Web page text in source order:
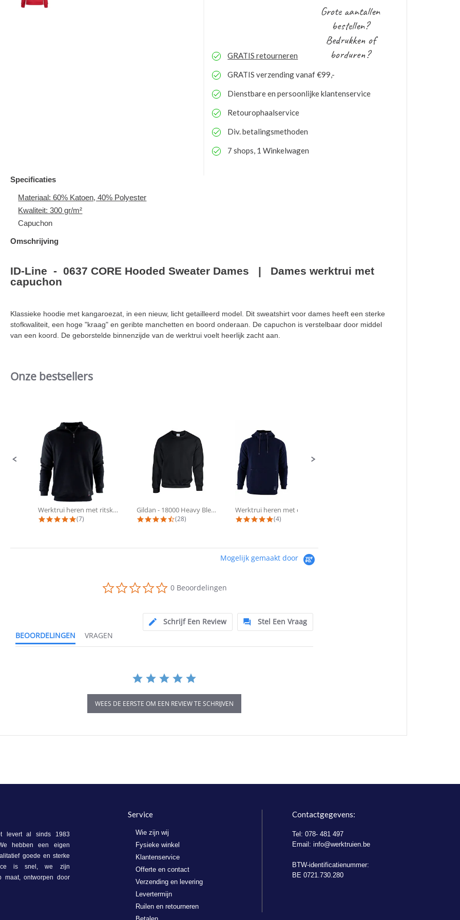
Grote aantallen
bestellen?
Bedrukken of
borduren?
GRATIS retourneren
GRATIS verzending vanaf €99,-
Dienstbare en persoonlijke klantenservice
Retourophaalservice
Div. betalingsmethoden
7 shops, 1 Winkelwagen
Specificaties
Materiaal: 60% Katoen, 40% Polyester
Kwaliteit: 300 gr/m²
Capuchon
Omschrijving
ID-Line - 0637 CORE Hooded Sweater Dames | Dames werktrui met
capuchon
Klassieke hoodie met kangaroezat, in een nieuw, licht getailleerd model. Dit sweatshirt voor dames heeft een sterke
stofkwaliteit, een hoge "kraag" en geribte manchetten en boord onderaan. De capuchon is verstelbaar door middel
van een koord. De geborstelde binnenzijde van de werktrui voelt heerlijk zacht aan.
Slideshow
Onze bestsellers
Werktrui heren met ritskraag - KRB®...
4.9 star rating
(7)
Gildan - 18000 Heavy Blend Sweat |...
4.7 star rating
(28) 5.0 star rating
(4)
Mogelijk gemaakt door
0.0
star
0 Beoordelingen
Schrijf Een Review
Stel Een Vraag
BEOORDELINGEN
VRAGEN
WEES DE EERSTE OM EEN REVIEW TE SCHRIJVEN
Service
Wie zijn wij
Fysieke winkel
Klantenservice
Offerte en contact
Verzending en levering
Levertermijn
Ruilen en retourneren
Contactgegevens:
Tel: 078- 481 497
Email:info@werktruien.be
BTW-identificatienummer:
BE 0721.730.280
levert al sinds 1983
hebben een eigen
goede en sterke
is snel, we zijn
maat, ontworpen door